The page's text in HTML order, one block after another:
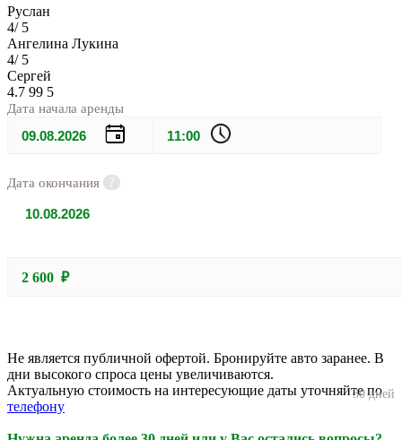
Руслан
4/ 5
Ангелина Лукина
4/ 5
Сергей
4.7 99 5
Дата начала аренды
Дата окончания ?
Чем больше дней, тем больше скидка!
2 600 ₽
30 дней
Не является публичной офертой. Бронируйте авто заранее. В
дни высокого спроса цены увеличиваются.
Актуальную стоимость на интересующие даты уточняйте по
телефону